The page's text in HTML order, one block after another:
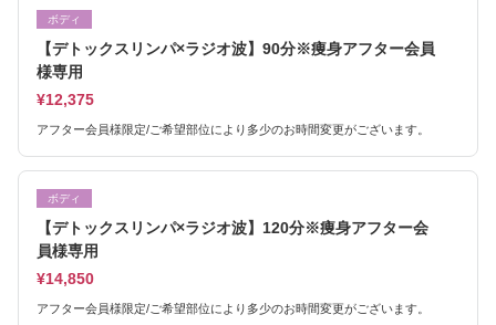
ボディ
【デトックスリンパ×ラジオ波】90分※痩身アフター会員
様専用
¥12,375
アフター会員様限定/ご希望部位により多少のお時間変更がございます。
ボディ
【デトックスリンパ×ラジオ波】120分※痩身アフター会
員様専用
¥14,850
アフター会員様限定/ご希望部位により多少のお時間変更がございます。